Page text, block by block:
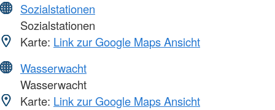
Sozialstationen
Sozialstationen
Karte: Link zur Google Maps Ansicht
Wasserwacht
Wasserwacht
Karte: Link zur Google Maps Ansicht